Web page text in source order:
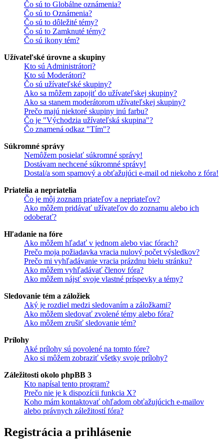
Čo sú to Globálne oznámenia?
Čo sú to Oznámenia?
Čo sú to dôležité témy?
Čo sú to Zamknuté témy?
Čo sú ikony tém?
Užívateľské úrovne a skupiny
Kto sú Administrátori?
Kto sú Moderátori?
Čo sú užívateľské skupiny?
Ako sa môžem zapojiť do užívateľskej skupiny?
Ako sa stanem moderátorom užívateľskej skupiny?
Prečo majú niektoré skupiny inú farbu?
Čo je "Východzia užívateľská skupina"?
Čo znamená odkaz "Tím"?
Súkromné správy
Nemôžem posielať súkromné správy!
Dostávam nechcené súkromné správy!
Dostal/a som spamový a obťažujúci e-mail od niekoho z fóra!
Priatelia a nepriatelia
Čo je môj zoznam priateľov a nepriateľov?
Ako môžem pridávať užívateľov do zoznamu alebo ich
odoberať?
Hľadanie na fóre
Ako môžem hľadať v jednom alebo viac fórach?
Prečo moja požiadavka vracia nulový počet výsledkov?
Prečo mi vyhľadávanie vracia prázdnu bielu stránku?
Ako môžem vyhľadávať členov fóra?
Ako môžem nájsť svoje vlastné príspevky a témy?
Sledovanie tém a záložiek
Aký je rozdiel medzi sledovaním a záložkami?
Ako môžem sledovať zvolené témy alebo fóra?
Ako môžem zrušiť sledovanie tém?
Prílohy
Aké prílohy sú povolené na tomto fóre?
Ako si môžem zobraziť všetky svoje prílohy?
Záležitosti okolo phpBB 3
Kto napísal tento program?
Prečo nie je k dispozícii funkcia X?
Koho mám kontaktovať ohľadom obťažujúcich e-mailov
alebo právnych záležitostí fóra?
Registrácia a prihlásenie